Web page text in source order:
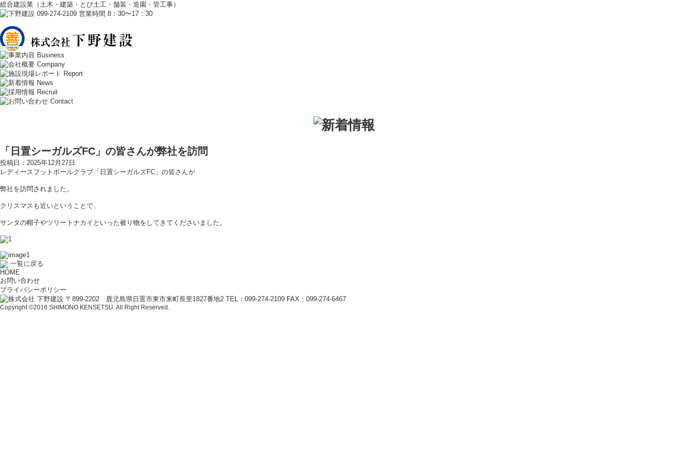
総合建設業（土木・建築・とび土工・舗装・造園・管工事）
「日置シーガルズFC」の皆さんが弊社を訪問
投稿日：2025年12月27日
レディースフットボールクラブ「日置シーガルズFC」の皆さんが
弊社を訪問されました。
クリスマスも近いということで、
サンタの帽子やツリートナカイといった被り物をしてきてくださいました。
一覧に戻る
HOME
お問い合わせ
プライバシーポリシー
〒899-2202 鹿児島県日置市東市来町長里1827番地2 TEL：099-274-2109 FAX：099-274-6467
Copyright ©2016 SHIMONO KENSETSU. All Right Reserved.